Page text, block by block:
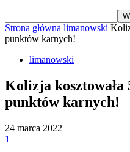
Strona główna limanowski
punktów karnych!
limanowski
Kolizja kosztowała
punktów karnych!
24 marca 2022
1